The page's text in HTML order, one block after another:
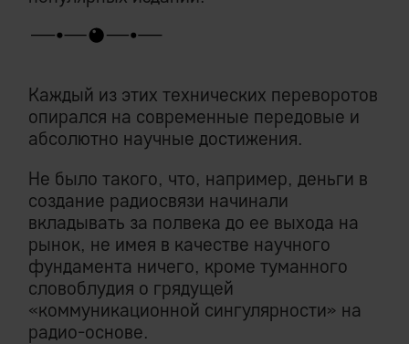
Каждый из этих технических переворотов
опирался на современные передовые и
абсолютно научные достижения.
Не было такого, что, например, деньги в
создание радиосвязи начинали
вкладывать за полвека до ее выхода на
рынок, не имея в качестве научного
фундамента ничего, кроме туманного
словоблудия о грядущей
«коммуникационной сингулярности» на
радио-основе.